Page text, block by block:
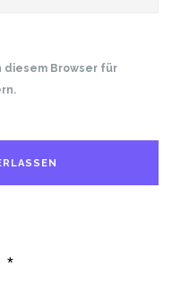
diesem Browser für